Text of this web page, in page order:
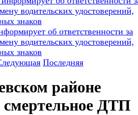
об ответственности за
водительских удостоверений,
знаков
Последняя
районе
ДТП